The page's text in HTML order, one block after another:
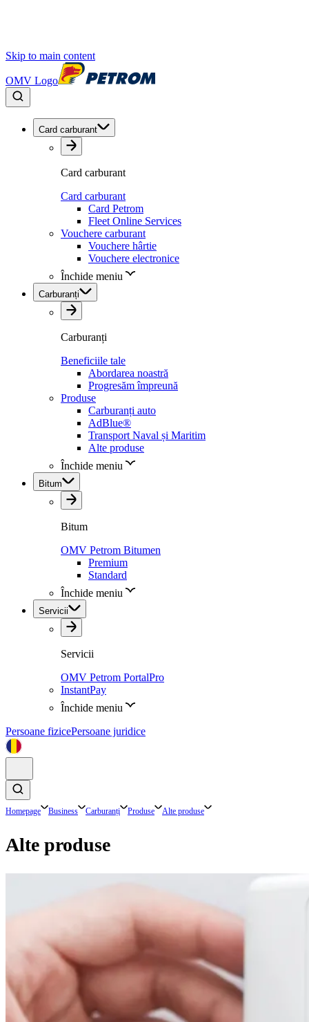
Skip to main content
OMV Logo
Card carburant
Card carburant
Card carburant
Card Petrom
Fleet Online Services
Vouchere carburant
Vouchere hârtie
Vouchere electronice
Închide meniu
Carburanți
Carburanți
Beneficiile tale
Abordarea noastră
Progresăm împreună
Produse
Carburanți auto
AdBlue®
Transport Naval și Maritim
Alte produse
Închide meniu
Bitum
Bitum
OMV Petrom Bitumen
Premium
Standard
Închide meniu
Servicii
Servicii
OMV Petrom PortalPro
InstantPay
Închide meniu
Persoane fizicePersoane juridice
Homepage Business Carburanți Produse Alte produse
Alte produse